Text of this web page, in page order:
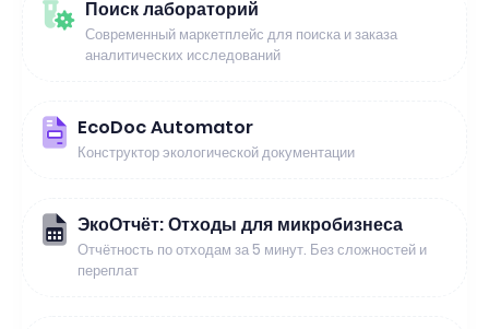
Поиск лабораторий
Современный маркетплейс для поиска и заказа
аналитических исследований
EcoDoc Automator
Конструктор экологической документации
ЭкоОтчёт: Отходы для микробизнеса
Отчётность по отходам за 5 минут. Без сложностей и
переплат